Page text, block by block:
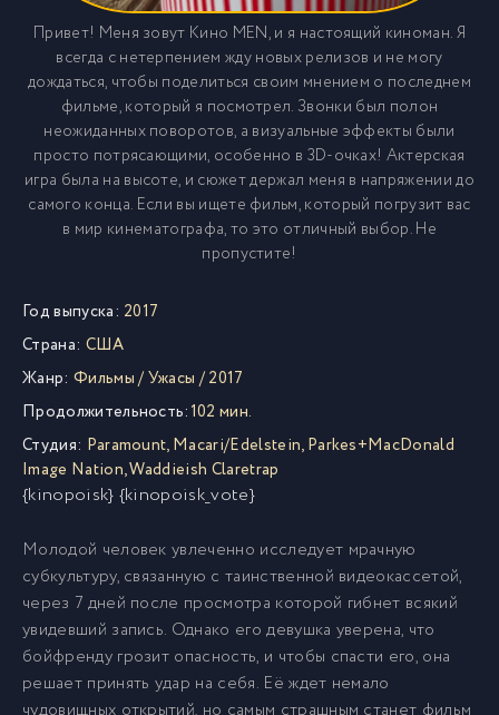
Привет! Меня зовут Кино MEN, и я настоящий киноман. Я
всегда с нетерпением жду новых релизов и не могу
дождаться, чтобы поделиться своим мнением о последнем
фильме, который я посмотрел. Звонки был полон
неожиданных поворотов, а визуальные эффекты были
просто потрясающими, особенно в 3D-очках! Актерская
игра была на высоте, и сюжет держал меня в напряжении до
самого конца. Если вы ищете фильм, который погрузит вас
в мир кинематографа, то это отличный выбор. Не
пропустите!
Год выпуска: 2017
Страна: США
Жанр: Фильмы/Ужасы /2017
Продолжительность:102 мин.
Студия: Paramount,Macari/Edelstein,Parkes+MacDonald
Image Nation,Waddieish Claretrap
{kinopoisk} {kinopoisk_vote}
Молодой человек увлеченно исследует мрачную
субкультуру, связанную с таинственной видеокассетой,
через 7 дней после просмотра которой гибнет всякий
увидевший запись. Однако его девушка уверена, что
бойфренду грозит опасность, и чтобы спасти его, она
решает принять удар на себя. Её ждет немало